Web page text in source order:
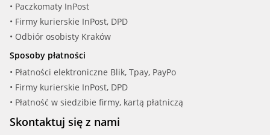
• Paczkomaty InPost
• Firmy kurierskie InPost, DPD
• Odbiór osobisty Kraków
Sposoby płatności
• Płatności elektroniczne Blik, Tpay, PayPo
• Firmy kurierskie InPost, DPD
• Płatność w siedzibie firmy, kartą płatniczą
Skontaktuj się z nami